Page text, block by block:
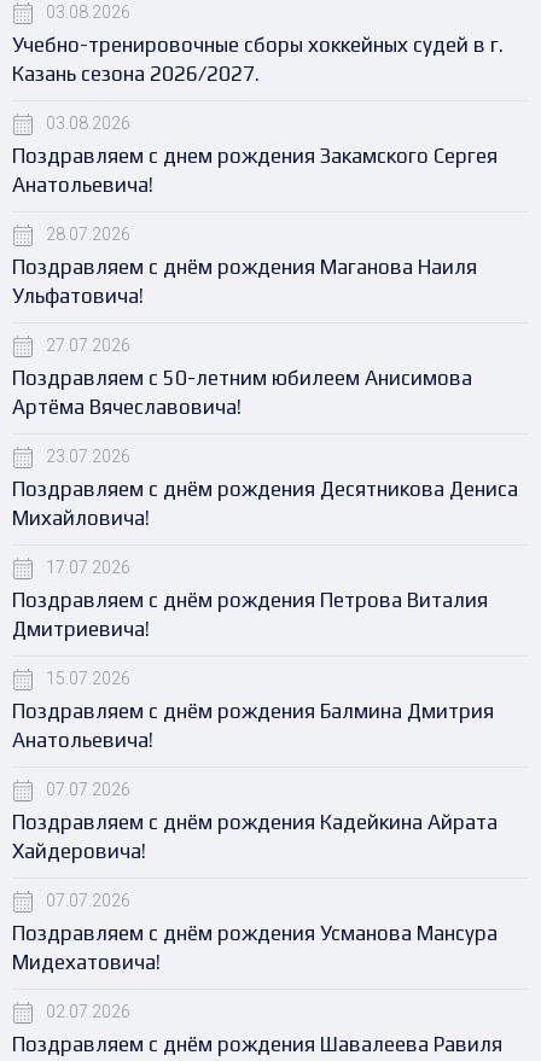
03.08.2026
Учебно-тренировочные сборы хоккейных судей в г.
Казань сезона 2026/2027.
03.08.2026
Поздравляем с днем рождения Закамского Сергея
Анатольевича!
28.07.2026
Поздравляем с днём рождения Маганова Наиля
Ульфатовича!
27.07.2026
Поздравляем с 50-летним юбилеем Анисимова
Артёма Вячеславовича!
23.07.2026
Поздравляем с днём рождения Десятникова Дениса
Михайловича!
17.07.2026
Поздравляем с днём рождения Петрова Виталия
Дмитриевича!
15.07.2026
Поздравляем с днём рождения Балмина Дмитрия
Анатольевича!
07.07.2026
Поздравляем с днём рождения Кадейкина Айрата
Хайдеровича!
07.07.2026
Поздравляем с днём рождения Усманова Мансура
Мидехатовича!
02.07.2026
Поздравляем с днём рождения Шавалеева Равиля